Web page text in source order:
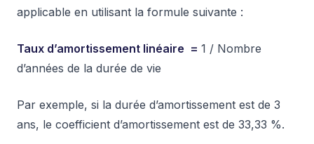
applicable en utilisant la formule suivante :
Taux d’amortissement linéaire = 1 / Nombre
d’années de la durée de vie
Par exemple, si la durée d’amortissement est de 3
ans, le coefficient d’amortissement est de 33,33 %.